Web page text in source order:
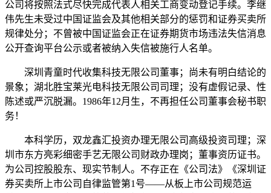
公司将按照法式尽快完成代表人相关工商变动登记手续。李继
伟先生未受过中国证监会及其他相关部分的惩罚和证券买卖所
规律处分；不曾被中国证监会正在证券期货市场违法失信消息
公开查询平台公示或者被纳入失信被施行人名单。
深圳青童时代收集科技无限公司董事；尚未有明白结论的
景象；湖北胜宝莱光电科技无限公司司理；没有虚假记录、性
陈述或严沉脱漏。1986年12月生，不再担任公司董事会秘书职
务！
本科学历，双龙鑫汇投资办理无限公司高级投资司理；深
圳市东方亮彩细密手艺无限公司财政办理岗；董事资历证书。
为公司控股股东、现实节制人。不存正在《公司法》《深圳证
券买卖所上市公司自律监管第1号——从板上市公司规范运